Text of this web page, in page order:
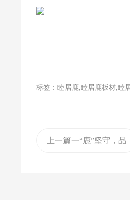
标签：睦居鹿,睦居鹿板材,睦
上一篇一“鹿”坚守，品